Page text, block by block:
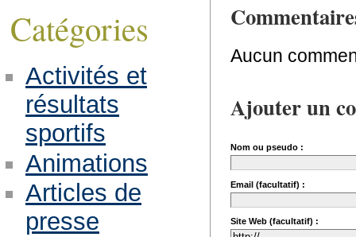
Aucun
Ajouter un
Nom ou pseudo :
Email (facultatif) :
Site Web (facultatif) :
Catégories
Activités et
résultats
sportifs
Animations
Articles de
presse